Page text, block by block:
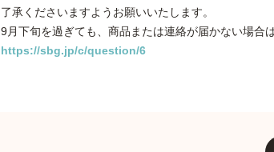
了承くださいますようお願いいたします。
9月下旬を過ぎても、商品または連絡が届かない場合
https://sbg.jp/c/question/6